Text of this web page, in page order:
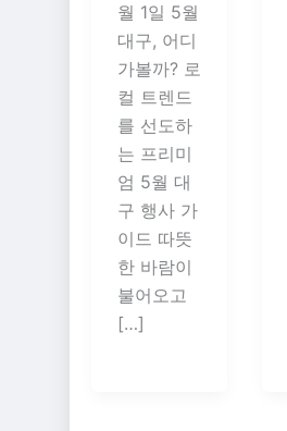
월 1일 5월
대구, 어디
가볼까? 로
컬 트렌드
를 선도하
는 프리미
엄 5월 대
구 행사 가
이드 따뜻
한 바람이
불어오고
[…]